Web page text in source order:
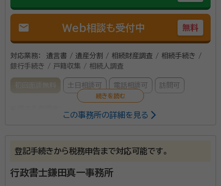
mail Web相談も受付中 無料
対応業務：
遺言書 / 遺産分割 / 相続財産調査 / 相続手続き /
銀行手続き / 戸籍収集 / 相続人調査
初回面談無料 土日相談可 電話相談可 訪問可
資格等：行政書士
この事務所の詳細を見る
登記手続きから税務申告まで対応可能です。
行政書士鎌田真一事務所